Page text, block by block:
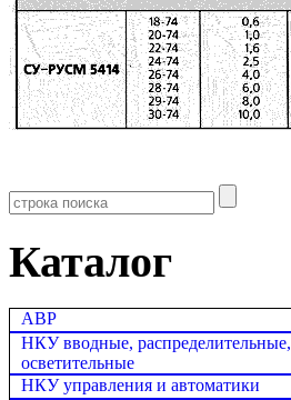
Каталог
АВР
НКУ вводные, распределительные,
осветительные
НКУ управления и автоматики